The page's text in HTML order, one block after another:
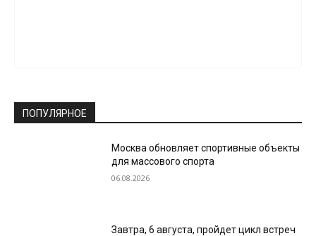
ПОПУЛЯРНОЕ
Москва обновляет спортивные объекты
для массового спорта
06.08.2026
Завтра, 6 августа, пройдет цикл встреч